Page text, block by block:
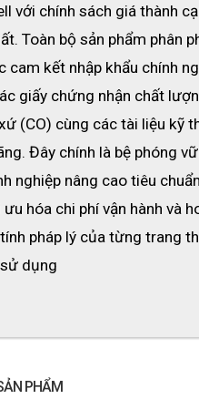
với chính sách giá thành
Toàn bộ sản phẩm phân
cam kết nhập khẩu chính
giấy chứng nhận chất
(CO) cùng các tài liệu kỹ
Đây chính là bệ phóng
nghiệp nâng cao tiêu
hóa chi phí vận hành và
pháp lý của từng trang
dụng
PHẨM